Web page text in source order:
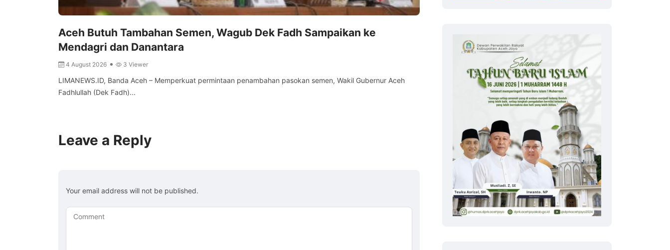
Aceh Butuh Tambahan Semen, Wagub Dek Fadh Sampaikan ke
Mendagri dan Danantara
4 August 2026 3 Viewer
LIMANEWS.ID, Banda Aceh – Memperkuat permintaan penambahan pasokan semen, Wakil Gubernur Aceh
Fadhlullah (Dek Fadh)...
9 Viewer
BANDA ACEH – Kapolda Aceh, Irjen Pol Ruddi Setiawan, menerima
Leave a Reply
Your email address will not be published.
Comment